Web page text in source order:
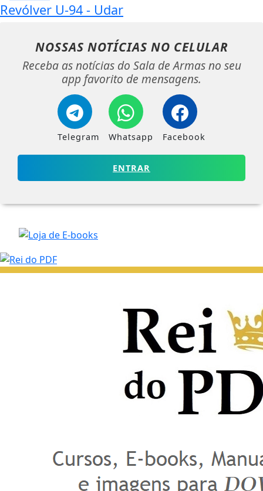
Revólver U-94 - Udar
NOSSAS NOTÍCIAS NO CELULAR
Receba as notícias do Sala de Armas no seu
app favorito de mensagens.
Telegram Whatsapp Facebook
ENTRAR